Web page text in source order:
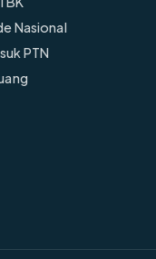
Nasional
PTN